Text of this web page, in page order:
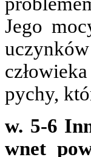
Jego
pychy,
w. 5-6
wnet